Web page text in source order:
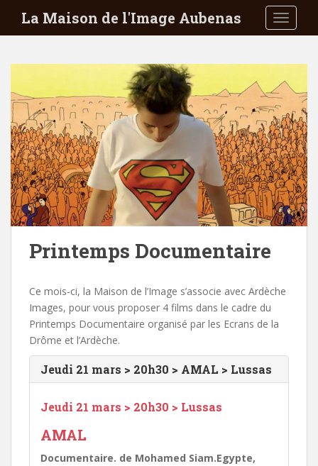
i
La Maison de l'Image Aubenas
Printemps Documentaire
Ce mois-ci, la Maison de l’Image s’associe avec Ardèche
Images, pour vous proposer 4 films dans le cadre du
Printemps Documentaire organisé par les Ecrans de la
Drôme et l’Ardèche.
Jeudi 21 mars > 20h30 > AMAL > Lussas
Jeudi 21 mars > 20h30 > Lussas
AMAL
Documentaire. de Mohamed Siam.Egypte,